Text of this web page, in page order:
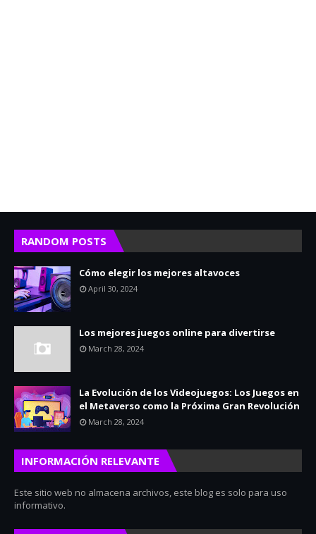
RANDOM POSTS
Cómo elegir los mejores altavoces
April 30, 2024
Los mejores juegos online para divertirse
March 28, 2024
La Evolución de los Videojuegos: Los Juegos en
el Metaverso como la Próxima Gran Revolución
March 28, 2024
INFORMACIÓN RELEVANTE
Este sitio web no almacena archivos, este blog es solo para uso
informativo.